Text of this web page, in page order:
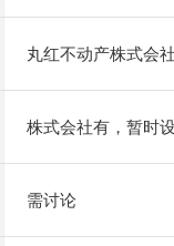
丸红不动产株式会
株式会社有，暂时
需讨论